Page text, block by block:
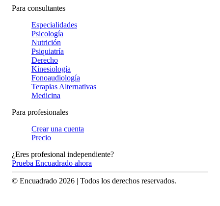
Para consultantes
Especialidades
Psicología
Nutrición
Psiquiatría
Derecho
Kinesiología
Fonoaudiología
Terapias Alternativas
Medicina
Para profesionales
Crear una cuenta
Precio
¿Eres profesional independiente?
Prueba Encuadrado ahora
© Encuadrado 2026 | Todos los derechos reservados.